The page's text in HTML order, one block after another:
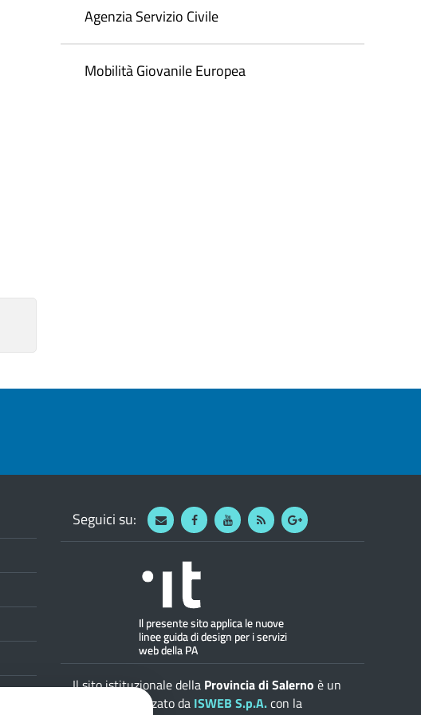
Agenzia Servizio Civile
Mobilità Giovanile Europea
Seguici su: WebmailFacebookYoutube
RSS Google
Il sito istituzionale della Provincia di Salerno è un
progetto realizzato da ISWEB S.p.A.con la